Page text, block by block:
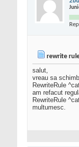
rewrite
salut,
vreau sa
RewriteRule
am refacut
RewriteRule
multumesc.